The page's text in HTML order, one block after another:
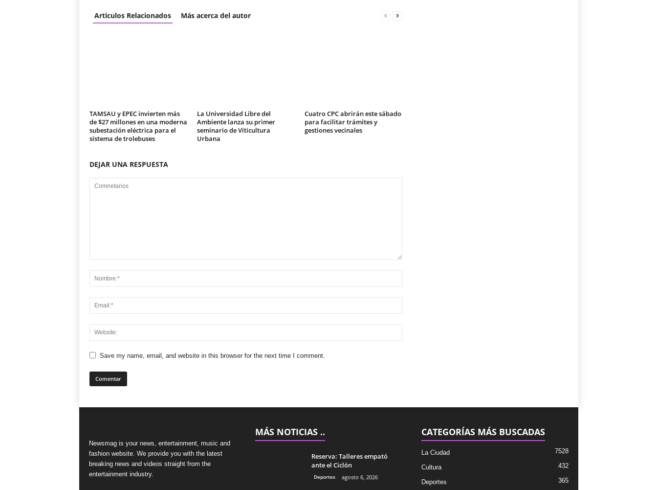
Articulos Relacionados Más acerca del autor
TAMSAU y EPEC invierten más
de $27 millones en una moderna
subestación eléctrica para el
sistema de trolebuses
La Universidad Libre del
Ambiente lanza su primer
seminario de Viticultura
Urbana
Cuatro CPC abrirán este sábado
para facilitar trámites y
gestiones vecinales
DEJAR UNA RESPUESTA
Save my name, email, and website in this browser for the next time I comment.
Newsmag is your news, entertainment, music and
fashion website. We provide you with the latest
breaking news and videos straight from the
entertainment industry.
MÁS NOTICIAS ..
Reserva: Talleres empató
ante el Ciclón
Deportes agosto 6, 2026
CATEGORÍAS MÁS BUSCADAS
La Ciudad 7528
Cultura 432
Deportes 365